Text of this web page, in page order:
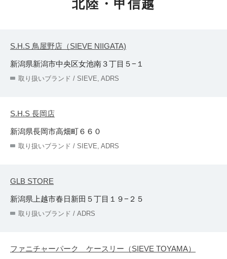
北陸・甲信越
S.H.S 鳥屋野店（SIEVE NIIGATA)
新潟県新潟市中央区女池南３丁目５−１
取り扱いブランド / SIEVE, ADRS
S.H.S 長岡店
新潟県長岡市高畑町６６０
取り扱いブランド / SIEVE, ADRS
GLB STORE
新潟県上越市春日新田５丁目１９−２５
取り扱いブランド / ADRS
ファニチャーパーク ケースリー（SIEVE TOYAMA）